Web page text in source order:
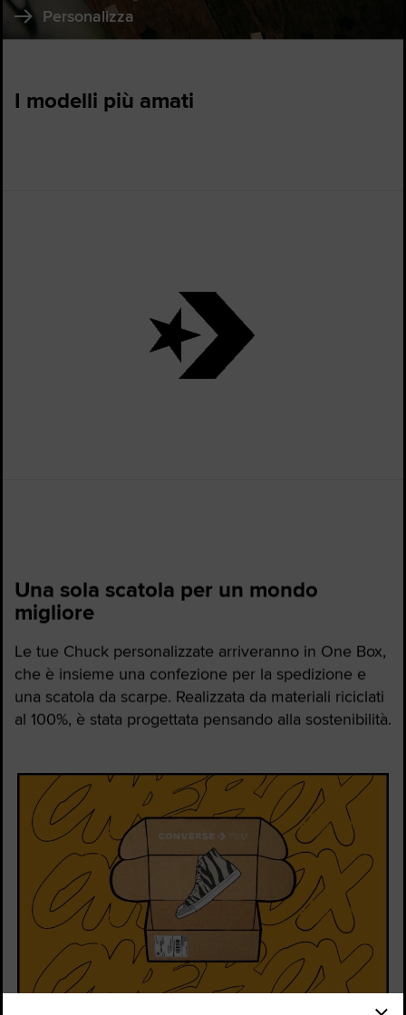
Personalizza
I modelli più amati
Una sola scatola per un mondo
migliore
Le tue Chuck personalizzate arriveranno in One Box,
che è insieme una confezione per la spedizione e
una scatola da scarpe. Realizzata da materiali riciclati
al 100%, è stata progettata pensando alla sostenibilità.
Stato dell'ordine Trova un Negozio